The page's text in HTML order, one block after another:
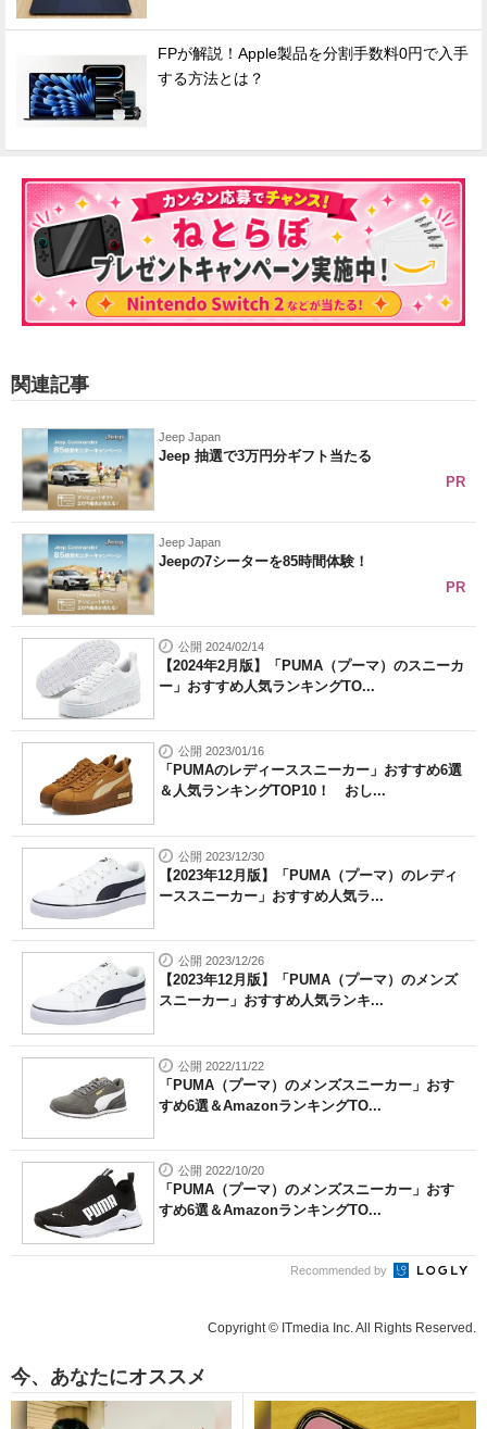
FPが解説！Apple製品を分割手数料0円で入手
する方法とは？
関連記事
Jeep Japan
Jeep 抽選で3万円分ギフト当たる
PR
Jeep Japan
Jeepの7シーターを85時間体験！
PR
公開 2024/02/14
【2024年2月版】「PUMA（プーマ）のスニーカ
ー」おすすめ人気ランキングTO...
公開 2023/01/16
「PUMAのレディーススニーカー」おすすめ6選
＆人気ランキングTOP10！ おし...
公開 2023/12/30
【2023年12月版】「PUMA（プーマ）のレディ
ーススニーカー」おすすめ人気ラ...
公開 2023/12/26
【2023年12月版】「PUMA（プーマ）のメンズ
スニーカー」おすすめ人気ランキ...
公開 2022/11/22
「PUMA（プーマ）のメンズスニーカー」おす
すめ6選＆AmazonランキングTO...
公開 2022/10/20
「PUMA（プーマ）のメンズスニーカー」おす
すめ6選＆AmazonランキングTO...
Recommended by
Copyright © ITmedia Inc. All Rights Reserved.
今、あなたにオススメ